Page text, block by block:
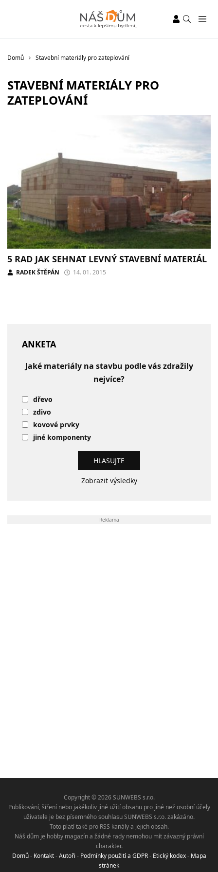
Domů Stavební materiály pro zateplování
STAVEBNÍ MATERIÁLY PRO
ZATEPLOVÁNÍ
5 RAD JAK SEHNAT LEVNÝ STAVEBNÍ MATERIÁL
RADEK ŠTĚPÁN 14. 01. 2015
ANKETA
Jaké materiály na stavbu podle vás zdražily
nejvíce?
dřevo
zdivo
kovové prvky
jiné komponenty
Zobrazit výsledky
Reklama
Copyright © 2026 SUNWEBS s.r.o.
Publikování, šíření nebo jakékoliv jiné užití obsahu pro jiné než osobní účely
uživatele je bez písemného souhlasu SUNWEBS s.r.o. zakázáno.
Toto platí také pro RSS kanály a jejich obsah.
Náš dům je hobby magazín a žádné rady nemohou mít závazný právní
charakter.
Domů- Kontakt-Autoři - Podmínky použití a GDPR- Etický kodex- Mapa
stránek